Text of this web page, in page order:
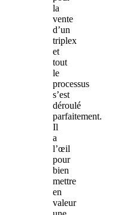
la
vente
d’un
triplex
et
tout
le
processus
s’est
déroulé
parfaitement.
Il
a
l’œil
pour
bien
mettre
en
valeur